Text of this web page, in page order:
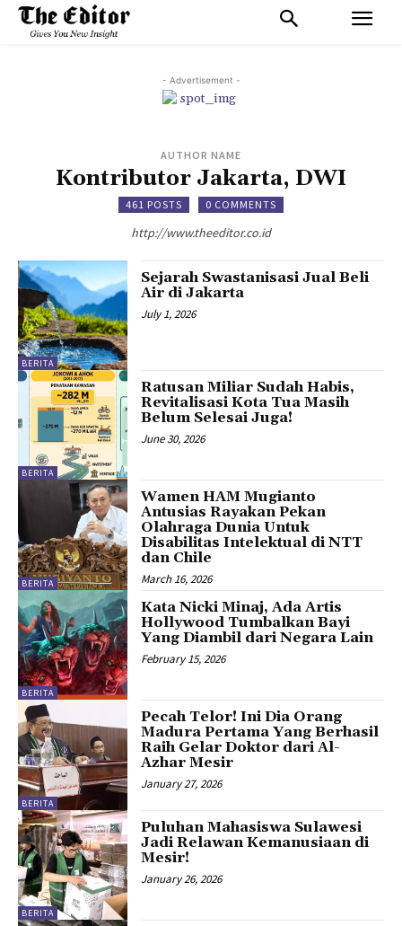
- Advertisement -
AUTHOR NAME
Kontributor Jakarta, DWI
461 POSTS 0 COMMENTS
http://www.theeditor.co.id
BERITA
Sejarah Swastanisasi Jual Beli
Air di Jakarta
July 1, 2026
BERITA
Ratusan Miliar Sudah Habis,
Revitalisasi Kota Tua Masih
Belum Selesai Juga!
June 30, 2026
BERITA
Wamen HAM Mugianto
Antusias Rayakan Pekan
Olahraga Dunia Untuk
Disabilitas Intelektual di NTT
dan Chile
March 16, 2026
BERITA
Kata Nicki Minaj, Ada Artis
Hollywood Tumbalkan Bayi
Yang Diambil dari Negara Lain
February 15, 2026
BERITA
Pecah Telor! Ini Dia Orang
Madura Pertama Yang Berhasil
Raih Gelar Doktor dari Al-
Azhar Mesir
January 27, 2026
BERITA
Puluhan Mahasiswa Sulawesi
Jadi Relawan Kemanusiaan di
Mesir!
January 26, 2026